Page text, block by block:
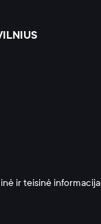
ir teisinė informacija